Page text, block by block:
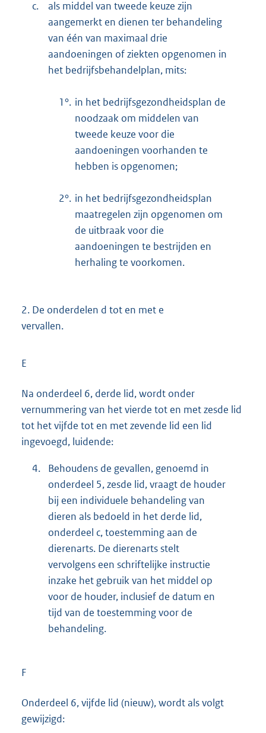
c.
als middel van tweede keuze zijn
aangemerkt en dienen ter behandeling
van één van maximaal drie
aandoeningen of ziekten opgenomen in
het bedrijfsbehandelplan, mits:
1°. in het bedrijfsgezondheidsplan de
noodzaak om middelen van
tweede keuze voor die
aandoeningen voorhanden te
hebben is opgenomen;
2°. in het bedrijfsgezondheidsplan
maatregelen zijn opgenomen om
de uitbraak voor die
aandoeningen te bestrijden en
herhaling te voorkomen.
2. De onderdelen d tot en met e
vervallen.
E
Na onderdeel 6, derde lid, wordt onder
vernummering van het vierde tot en met zesde lid
tot het vijfde tot en met zevende lid een lid
ingevoegd, luidende:
4.
Behoudens de gevallen, genoemd in
onderdeel 5, zesde lid, vraagt de houder
bij een individuele behandeling van
dieren als bedoeld in het derde lid,
onderdeel c, toestemming aan de
dierenarts. De dierenarts stelt
vervolgens een schriftelijke instructie
inzake het gebruik van het middel op
voor de houder, inclusief de datum en
tijd van de toestemming voor de
behandeling.
F
Onderdeel 6, vijfde lid (nieuw), wordt als volgt
gewijzigd: